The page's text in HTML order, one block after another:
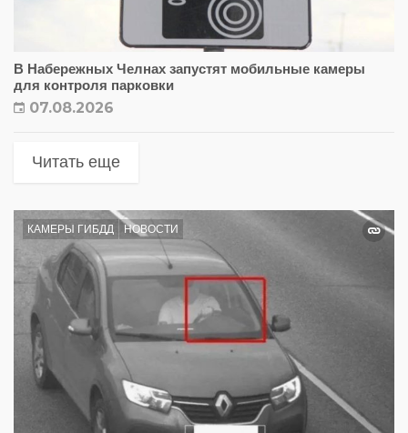
В Набережных Челнах запустят мобильные камеры
для контроля парковки
07.08.2026
Читать еще
КАМЕРЫ ГИБДД НОВОСТИ